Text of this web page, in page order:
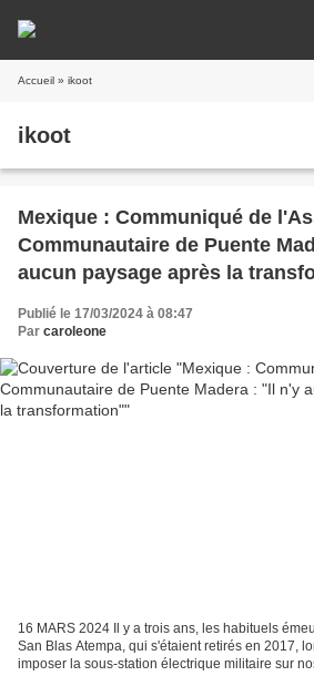
Accueil » ikoot
ikoot
Mexique : Communiqué de
Communautaire de Puente
aucun paysage après la
Publié le 17/03/2024 à 08:47
Par caroleone
16 MARS 2024 Il y a trois ans, les habituels
San Blas Atempa, qui s'étaient retirés en 2017,
imposer la sous-station électrique militaire sur